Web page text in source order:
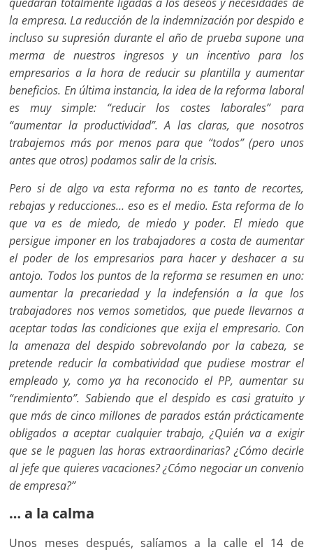
quedarán totalmente ligadas a los deseos y necesidades de
la empresa. La reducción de la indemnización por despido e
incluso su supresión durante el año de prueba supone una
merma de nuestros ingresos y un incentivo para los
empresarios a la hora de reducir su plantilla y aumentar
beneficios. En última instancia, la idea de la reforma laboral
es muy simple: “reducir los costes laborales” para
“aumentar la productividad”. A las claras, que nosotros
trabajemos más por menos para que “todos” (pero unos
antes que otros) podamos salir de la crisis.
Pero si de algo va esta reforma no es tanto de recortes,
rebajas y reducciones… eso es el medio. Esta reforma de lo
que va es de miedo, de miedo y poder. El miedo que
persigue imponer en los trabajadores a costa de aumentar
el poder de los empresarios para hacer y deshacer a su
antojo. Todos los puntos de la reforma se resumen en uno:
aumentar la precariedad y la indefensión a la que los
trabajadores nos vemos sometidos, que puede llevarnos a
aceptar todas las condiciones que exija el empresario. Con
la amenaza del despido sobrevolando por la cabeza, se
pretende reducir la combatividad que pudiese mostrar el
empleado y, como ya ha reconocido el PP, aumentar su
“rendimiento”. Sabiendo que el despido es casi gratuito y
que más de cinco millones de parados están prácticamente
obligados a aceptar cualquier trabajo, ¿Quién va a exigir
que se le paguen las horas extraordinarias? ¿Cómo decirle
al jefe que quieres vacaciones? ¿Cómo negociar un convenio
de empresa?”
…a la calma
Unos meses después, salíamos a la calle el 14 de